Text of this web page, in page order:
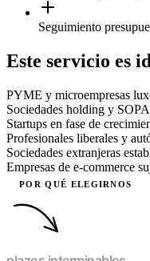
Seguimiento
Este servicio es
PYME y microempresas
Sociedades holding y
Startups en fase de
Profesionales liberales y
Sociedades extranjeras
Empresas de e-commerce
POR QUÉ ELEGIRNOS